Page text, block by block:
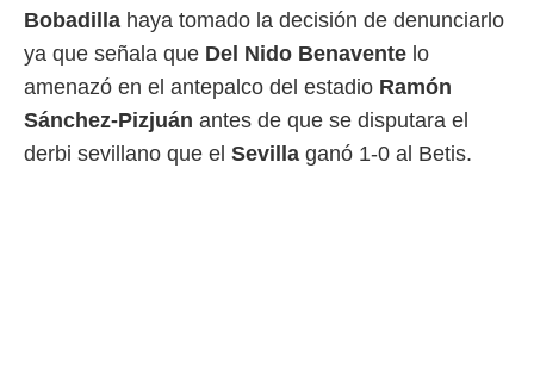
de
Bobadilla haya tomado la decisión de denunciarlo
ya que señala que Del Nido Benavente lo
amenazó en el antepalco del estadio Ramón
Sánchez-Pizjuán antes de que se disputara el
derbi sevillano que el Sevilla ganó 1-0 al Betis.